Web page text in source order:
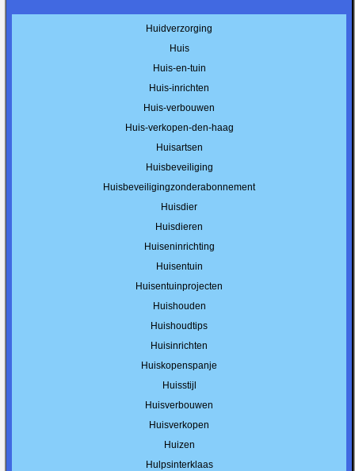
Huidverzorging
Huis
Huis-en-tuin
Huis-inrichten
Huis-verbouwen
Huis-verkopen-den-haag
Huisartsen
Huisbeveiliging
Huisbeveiligingzonderabonnement
Huisdier
Huisdieren
Huiseninrichting
Huisentuin
Huisentuinprojecten
Huishouden
Huishoudtips
Huisinrichten
Huiskopenspanje
Huisstijl
Huisverbouwen
Huisverkopen
Huizen
Hulpsinterklaas